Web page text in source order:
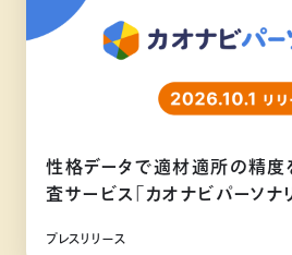
性格データで適材適所の精度
査サービス「カオナビパーソナ
プレスリリース